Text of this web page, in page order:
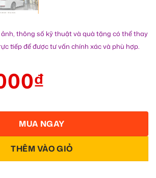
ảnh, thông số kỹ thuật và quà tặng có thể thay
tiếp để được tư vấn chính xác và phù hợp.
₫
THÊM VÀO GIỎ
MUA NGAY